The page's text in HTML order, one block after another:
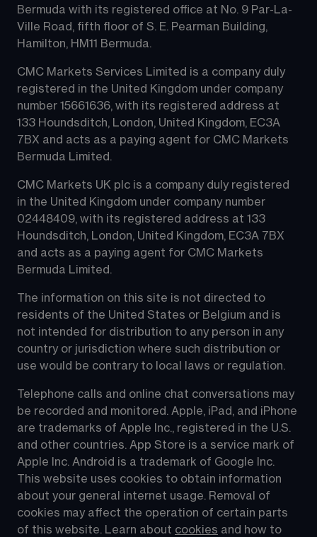
Bermuda with its registered office at No. 9 Par-La-
Ville Road, fifth floor of S. E. Pearman Building,
Hamilton, HM11 Bermuda.
CMC Markets Services Limited is a company duly
registered in the United Kingdom under company
number 15661636, with its registered address at
133 Houndsditch, London, United Kingdom, EC3A
7BX and acts as a paying agent for CMC Markets
Bermuda Limited.
CMC Markets UK plc is a company duly registered
in the United Kingdom under company number
02448409, with its registered address at 133
Houndsditch, London, United Kingdom, EC3A 7BX
and acts as a paying agent for CMC Markets
Bermuda Limited.
The information on this site is not directed to
residents of the United States or Belgium and is
not intended for distribution to any person in any
country or jurisdiction where such distribution or
use would be contrary to local laws or regulation.
Telephone calls and online chat conversations may
be recorded and monitored. Apple, iPad, and iPhone
are trademarks of Apple Inc., registered in the U.S.
and other countries. App Store is a service mark of
Apple Inc. Android is a trademark of Google Inc.
This website uses cookies to obtain information
about your general internet usage. Removal of
cookies may affect the operation of certain parts
of this website. Learn about cookies and how to